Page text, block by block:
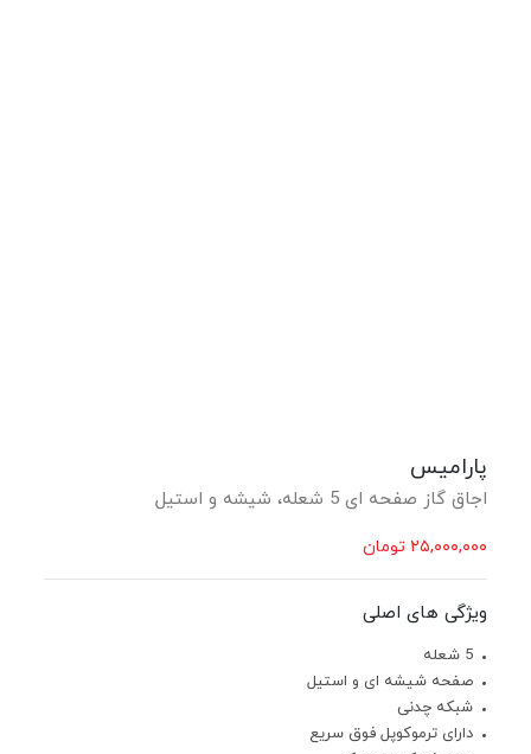
پارامیس
اجاق گاز صفحه ای 5 شعله، شیشه و استیل
۲۵,۰۰۰,۰۰۰ تومان
ویژگی های اصلی
5 شعله
صفحه شیشه ای و استیل
شبکه چدنی
دارای ترموکوپل فوق سریع